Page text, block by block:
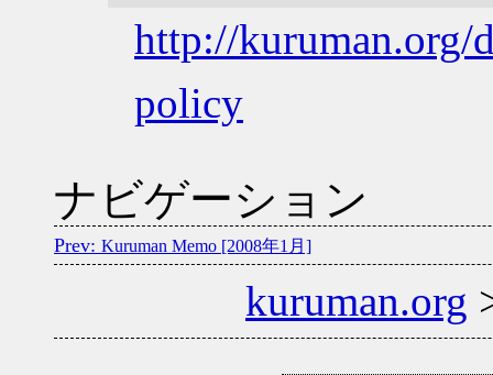
http://
policy
ナビゲーション
Kuruman Memo [2008年1月]
kuruman.org